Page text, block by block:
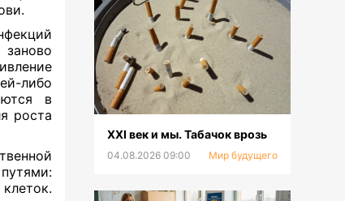
либо
в
роста
XXI век и мы. Табачок врозь
04.08.2026 09:00 Мир будущего